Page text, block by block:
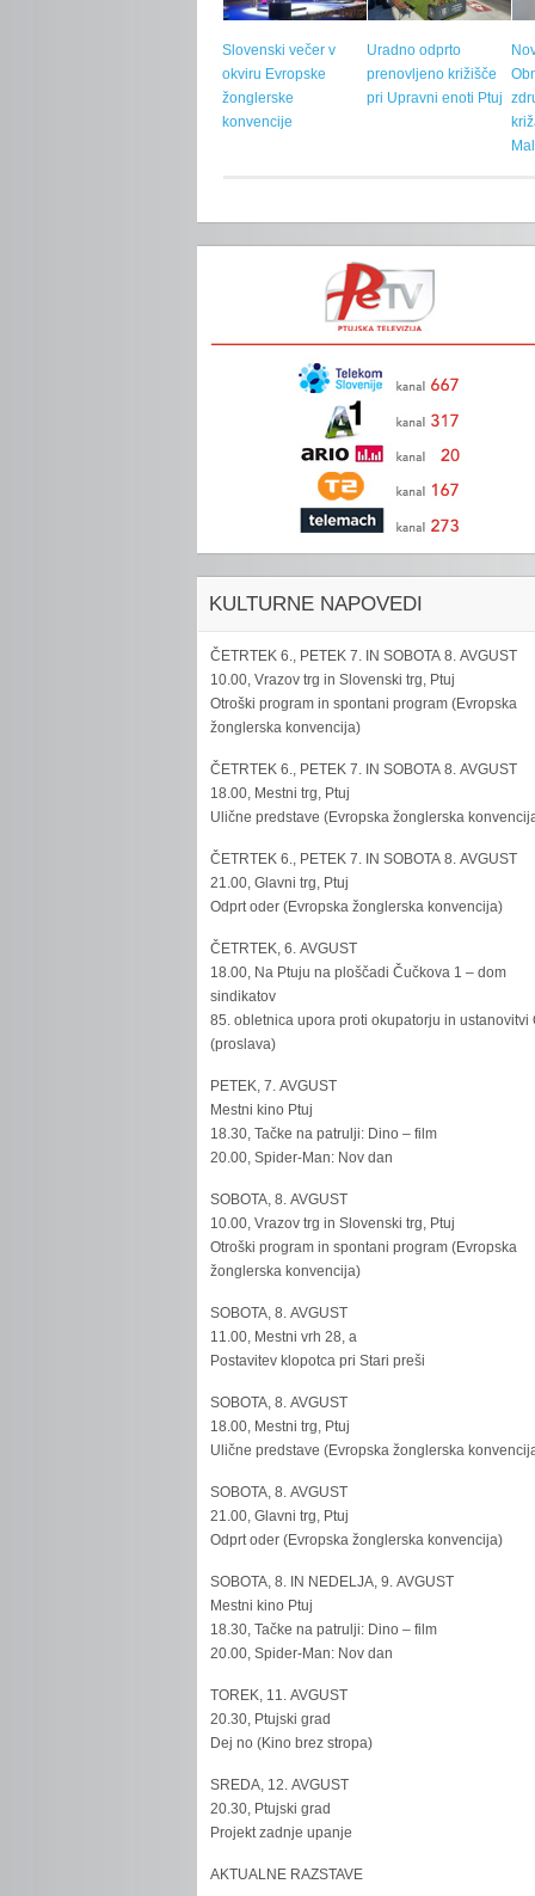
Slovenski večer v
okviru Evropske
žonglerske
konvencije
Uradno odprto
prenovljeno križišče
pri Upravni enoti Ptuj
KULTURNE NAPOVEDI
ČETRTEK 6., PETEK 7. IN SOBOTA 8. AVGUST
10.00, Vrazov trg in Slovenski trg, Ptuj
Otroški program in spontani program (Evropska
žonglerska konvencija)
ČETRTEK 6., PETEK 7. IN SOBOTA 8. AVGUST
18.00, Mestni trg, Ptuj
Ulične predstave (Evropska žonglerska
ČETRTEK 6., PETEK 7. IN SOBOTA 8. AVGUST
21.00, Glavni trg, Ptuj
Odprt oder (Evropska žonglerska konvencija)
ČETRTEK, 6. AVGUST
18.00, Na Ptuju na ploščadi Čučkova 1 – dom
sindikatov
85. obletnica upora proti okupatorju in ustanovitvi
(proslava)
PETEK, 7. AVGUST
Mestni kino Ptuj
18.30, Tačke na patrulji: Dino – film
20.00, Spider-Man: Nov dan
SOBOTA, 8. AVGUST
10.00, Vrazov trg in Slovenski trg, Ptuj
Otroški program in spontani program (Evropska
žonglerska konvencija)
SOBOTA, 8. AVGUST
11.00, Mestni vrh 28, a
Postavitev klopotca pri Stari preši
SOBOTA, 8. AVGUST
18.00, Mestni trg, Ptuj
Ulične predstave (Evropska žonglerska
SOBOTA, 8. AVGUST
21.00, Glavni trg, Ptuj
Odprt oder (Evropska žonglerska konvencija)
SOBOTA, 8. IN NEDELJA, 9. AVGUST
Mestni kino Ptuj
18.30, Tačke na patrulji: Dino – film
20.00, Spider-Man: Nov dan
TOREK, 11. AVGUST
20.30, Ptujski grad
Dej no (Kino brez stropa)
SREDA, 12. AVGUST
20.30, Ptujski grad
Projekt zadnje upanje
AKTUALNE RAZSTAVE